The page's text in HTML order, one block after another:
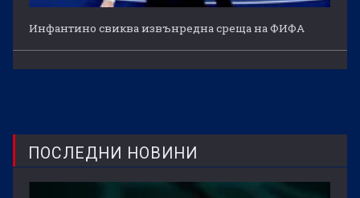
Инфантино свиква извънредна среща на ФИФА
ПОСЛЕДНИ НОВИНИ